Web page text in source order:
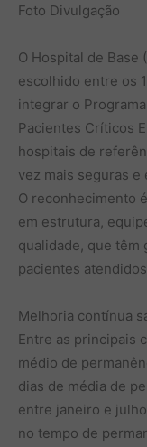
Foto Divulgação
O Hospital de Base
escolhido entre os
integrar o
Pacientes Críticos
hospitais de
vez mais seguras
O reconhecimento
em estrutura,
qualidade, que têm
pacientes
Melhoria contínua
Entre as principais
médio de
dias de média de
entre janeiro e
no tempo de